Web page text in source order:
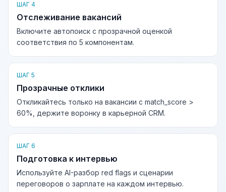
ШАГ 4
Отслеживание вакансий
Включите автопоиск с прозрачной оценкой
соответствия по 5 компонентам.
ШАГ 5
Прозрачные отклики
Откликайтесь только на вакансии с match_score >
60%, держите воронку в карьерной CRM.
ШАГ 6
Подготовка к интервью
Используйте AI-разбор red flags и сценарии
переговоров о зарплате на каждом интервью.